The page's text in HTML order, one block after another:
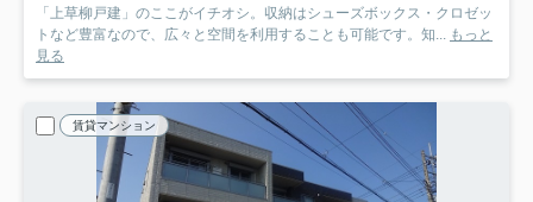
「上草柳戸建」のここがイチオシ。収納はシューズボックス・クロゼッ
トなど豊富なので、広々と空間を利用することも可能です。知... もっと
見る
賃貸マンション